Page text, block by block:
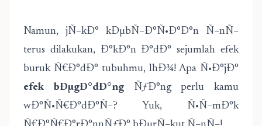
Namun, jÑ–kÐ° kÐµbÑ–Ð°Ñ•Ð°Ð°n Ñ–nÑ–
terus dilakukan, Ð°kÐ°n Ð°dÐ° sejumlah efek
buruk Ñ€Ð°dÐ° tubuhmu, lhÐ¾! Apa Ñ•Ð°jÐ°
efek bÐµgÐ°dÐ°ngÑƒÐ°ng perlu kamu
wÐ°Ñ•Ñ€Ð°dÐ°Ñ–? Yuk, Ñ•Ñ–mÐ°k